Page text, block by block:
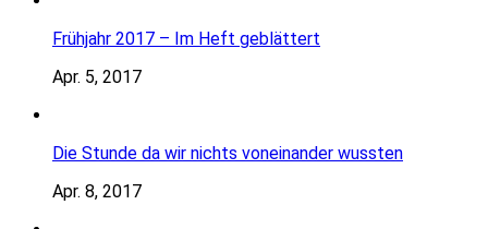
Frühjahr 2017 – Im Heft geblättert
Apr. 5, 2017
Die Stunde da wir nichts voneinander wussten
Apr. 8, 2017